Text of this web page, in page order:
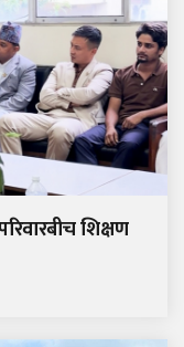
शिक्षण